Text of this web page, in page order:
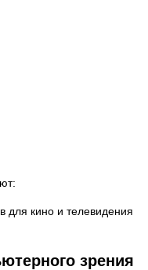
для кино и телевидения
зрения